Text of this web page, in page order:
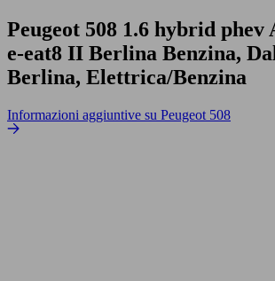
Peugeot 508 1.6 hybrid phev
e-eat8 II Berlina Benzina,
Berlina, Elettrica/Benzina
Informazioni aggiuntive su Peugeot 508